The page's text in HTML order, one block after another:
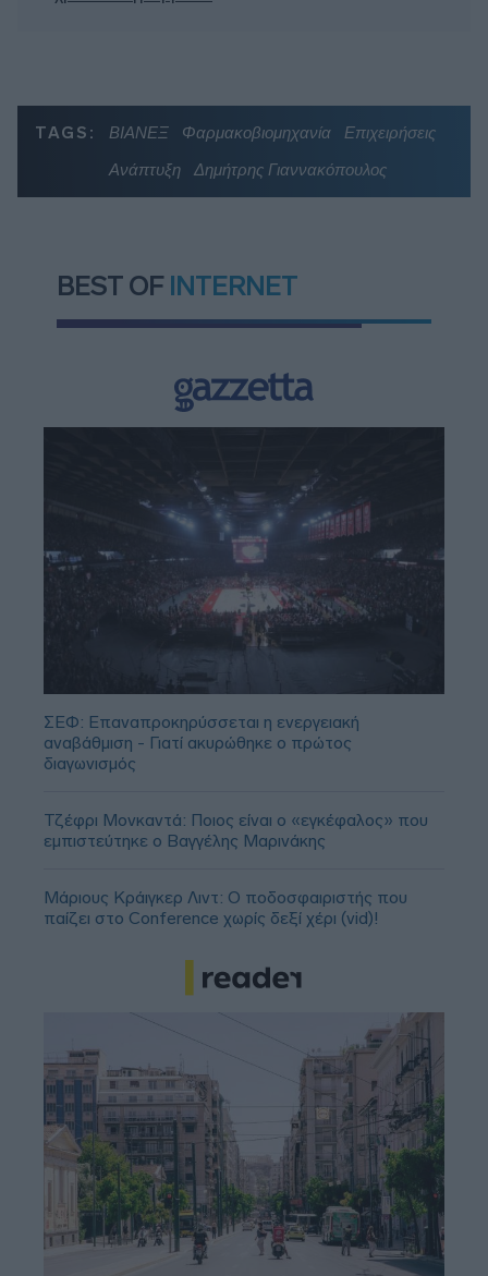
TAGS: ΒΙΑΝΕΞ Φαρμακοβιομηχανία
Επιχειρήσεις
Ανάπτυξη
Δημήτρης Γιαννακόπουλος
BEST OF INTERNET
ΣΕΦ: Επαναπροκηρύσσεται η ενεργειακή
αναβάθμιση - Γιατί ακυρώθηκε ο πρώτος
διαγωνισμός
Τζέφρι Μονκαντά: Ποιος είναι ο «εγκέφαλος» που
εμπιστεύτηκε ο Βαγγέλης Μαρινάκης
Μάριους Κράιγκερ Λιντ: Ο ποδοσφαιριστής που
παίζει στο Conference χωρίς δεξί χέρι (vid)!